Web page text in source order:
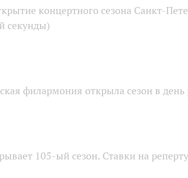
концертного сезона Санкт-
секунды)
филармония открыла сезон в
105-ый сезон. Ставки на